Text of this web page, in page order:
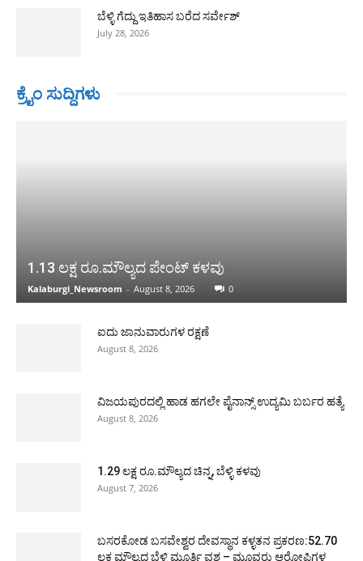
ಬೆಳ್ಳಿ ಗೆದ್ದು ಇತಿಹಾಸ ಬರೆದ ಸರ್ವೇಶ್
July 28, 2026
ಕ್ರೈಂ ಸುದ್ದಿಗಳು
1.13 ಲಕ್ಷ ರೂ.ಮೌಲ್ಯದ ಪೇಂಟ್ ಕಳವು
Kalaburgi_Newsroom - August 8, 2026 0
ಐದು ಜಾನುವಾರುಗಳ ರಕ್ಷಣೆ
August 8, 2026
ವಿಜಯಪುರದಲ್ಲಿ ಹಾಡ ಹಗಲೇ ಪೈನಾನ್ಸ್ ಉದ್ಯಮಿ ಬರ್ಬರ ಹತ್ಯೆ
August 8, 2026
1.29 ಲಕ್ಷ ರೂ.ಮೌಲ್ಯದ ಚಿನ್ನ, ಬೆಳ್ಳಿ ಕಳವು
August 7, 2026
ಬಸರಕೋಡ ಬಸವೇಶ್ವರ ದೇವಸ್ಥಾನ ಕಳ್ಳತನ ಪ್ರಕರಣ:52.70
ಲಕ್ಷ ಮೌಲ್ಯದ ಬೆಳ್ಳಿ ಮೂರ್ತಿ ವಶ – ಮೂವರು ಆರೋಪಿಗಳ